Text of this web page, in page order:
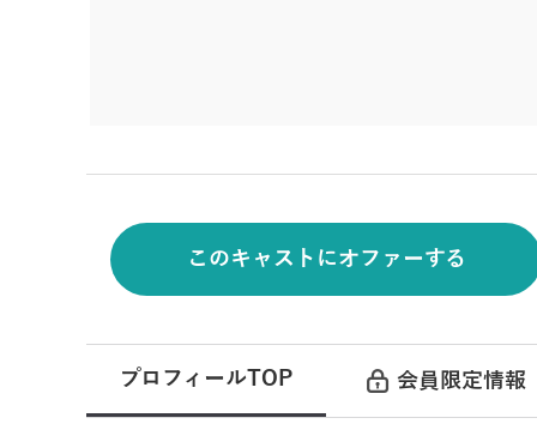
このキャストにオファーする
プロフィールTOP 会員限定情報